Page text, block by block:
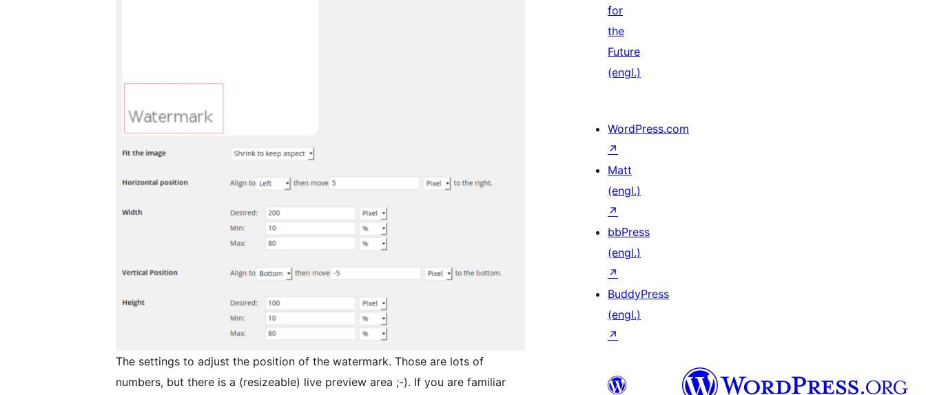
The settings to adjust the position of the watermark. Those are lots of
numbers, but there is a (resizeable) live preview area ;-). If you are familiar
for
the
Future
(engl.)
WordPress.com
↗
Matt
(engl.)
↗
bbPress
(engl.)
↗
BuddyPress
(engl.)
↗